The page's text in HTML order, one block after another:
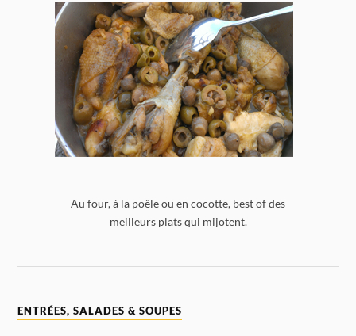
Au four, à la poêle ou en cocotte, best of des
meilleurs plats qui mijotent.
ENTRÉES, SALADES & SOUPES